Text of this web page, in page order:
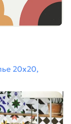
20х20,